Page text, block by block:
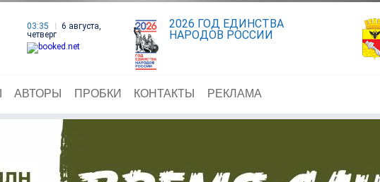
03:35
6 августа,
четверг
2026 ГОД ЕДИНСТВА
НАРОДОВ РОССИИ
АВТОРЫ ПРОБКИ КОНТАКТЫ РЕКЛАМА